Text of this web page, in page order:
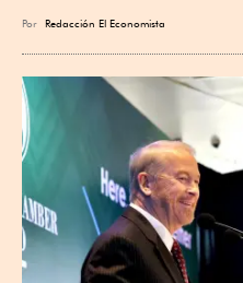
Por Redacción El Economista